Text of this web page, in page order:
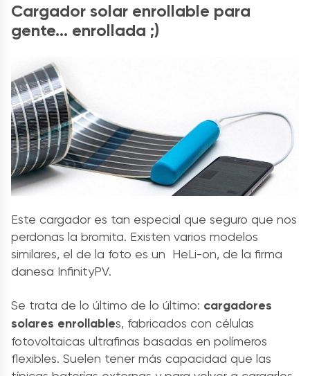
Cargador solar enrollable para
gente… enrollada ;)
Este cargador es tan especial que seguro que nos
perdonas la bromita. Existen varios modelos
similares, el de la foto es un HeLi-on, de la firma
danesa InfinityPV.
Se trata de lo último de lo último: cargadores
solares enrollables, fabricados con células
fotovoltaicas ultrafinas basadas en polímeros
flexibles. Suelen tener más capacidad que las